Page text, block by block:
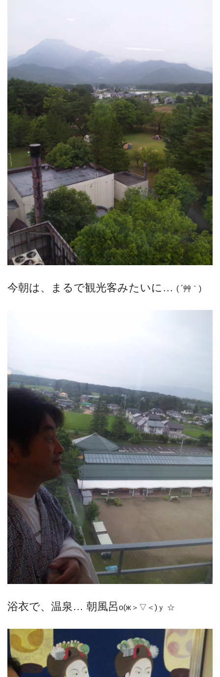
今朝は、まるで観光客みたいに… ( ´艸｀)
浴衣で、温泉… 朝風呂о(ж＞▽＜)ｙ ☆